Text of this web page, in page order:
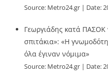
Source: Metro24.gr Date:
Γεωργιάδης κατά ΠΑΣΟΚ
σπιτάκια»: «Η
όλα έγιναν νόμιμα»
Source: Metro24.gr Date: